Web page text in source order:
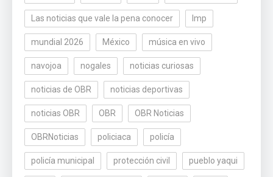
Las noticias que vale la pena conocer lmp
mundial 2026 México música en vivo
navojoa nogales noticias curiosas
noticias de OBR noticias deportivas
noticias OBR OBR OBR Noticias
OBRNoticias policiaca policía
policía municipal protección civil pueblo yaqui